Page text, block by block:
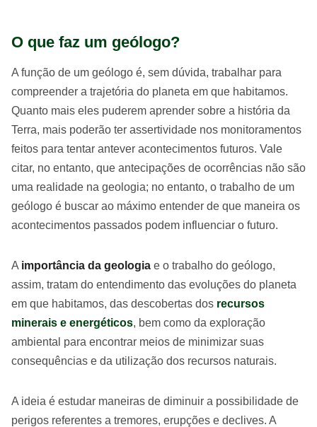
O que faz um geólogo?
A função de um geólogo é, sem dúvida, trabalhar para
compreender a trajetória do planeta em que habitamos.
Quanto mais eles puderem aprender sobre a história da
Terra, mais poderão ter assertividade nos monitoramentos
feitos para tentar antever acontecimentos futuros. Vale
citar, no entanto, que antecipações de ocorrências não são
uma realidade na geologia; no entanto, o trabalho de um
geólogo é buscar ao máximo entender de que maneira os
acontecimentos passados podem influenciar o futuro.
A importância da geologia e o trabalho do geólogo,
assim, tratam do entendimento das evoluções do planeta
em que habitamos, das descobertas dos recursos
minerais e energéticos, bem como da exploração
ambiental para encontrar meios de minimizar suas
consequências e da utilização dos recursos naturais.
A ideia é estudar maneiras de diminuir a possibilidade de
perigos referentes a tremores, erupções e declives. A